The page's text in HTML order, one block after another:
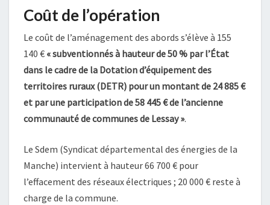
Coût de l’opération
Le coût de l’aménagement des abords s’élève à 155
140 € « subventionnés à hauteur de 50 % par l’État
dans le cadre de la Dotation d’équipement des
territoires ruraux (DETR) pour un montant de 24885€
et par une participation de 58 445€ de l’ancienne
communauté de communes de Lessay ».
Le Sdem (Syndicat départemental des énergies de la
Manche) intervient à hauteur 66 700 € pour
l’effacement des réseaux électriques ; 20 000 € reste à
charge de la commune.